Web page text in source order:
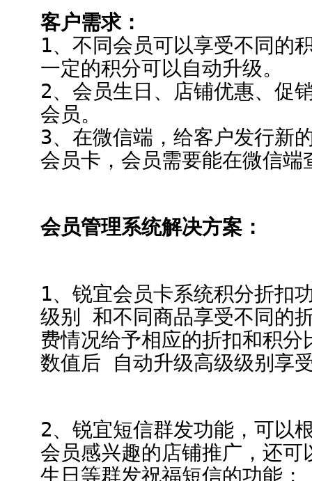
客户需求：
1、不同会员可以享受不同的
一定的积分可以自动升级。
2、会员生日、店铺优惠、促
会员。
3、在微信端，给客户发行新
会员卡，会员需要能在微信
会员管理系统解决方案：
1、锐宜会员卡系统积分折
级别 和不同商品享受不同的
费情况给予相应的折扣和积
数值后 自动升级高级级别享
2、锐宜短信群发功能，可以
会员感兴趣的店铺推广，还
生日等群发祝福短信的功能；